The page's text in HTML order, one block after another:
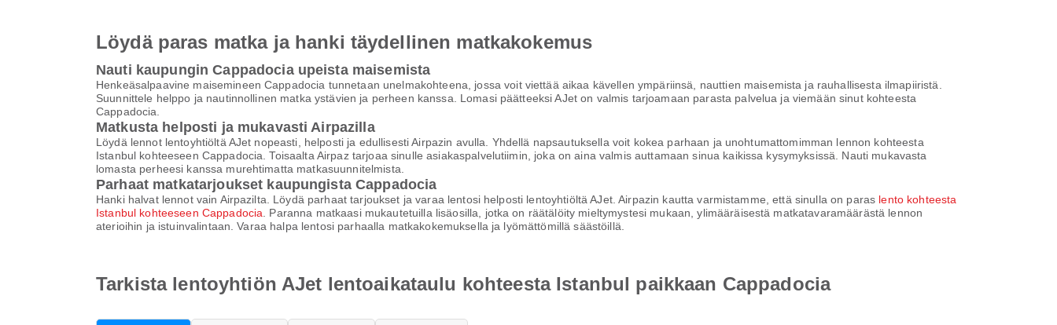
Löydä paras matka ja hanki täydellinen matkakokemus
Nauti kaupungin Cappadocia upeista maisemista
Henkeäsalpaavine maisemineen Cappadocia tunnetaan unelmakohteena, jossa voit viettää aikaa kävellen ympäriinsä, nauttien maisemista ja rauhallisesta ilmapiiristä.
Suunnittele helppo ja nautinnollinen matka ystävien ja perheen kanssa. Lomasi päätteeksi AJet on valmis tarjoamaan parasta palvelua ja viemään sinut kohteesta
Cappadocia.
Matkusta helposti ja mukavasti Airpazilla
Löydä lennot lentoyhtiöltä AJet nopeasti, helposti ja edullisesti Airpazin avulla. Yhdellä napsautuksella voit kokea parhaan ja unohtumattomimman lennon kohteesta
Istanbul kohteeseen Cappadocia. Toisaalta Airpaz tarjoaa sinulle asiakaspalvelutiimin, joka on aina valmis auttamaan sinua kaikissa kysymyksissä. Nauti mukavasta
lomasta perheesi kanssa murehtimatta matkasuunnitelmista.
Parhaat matkatarjoukset kaupungista Cappadocia
Hanki halvat lennot vain Airpazilta. Löydä parhaat tarjoukset ja varaa lentosi helposti lentoyhtiöltä AJet. Airpazin kautta varmistamme, että sinulla on paras lento kohteesta
Istanbul kohteeseen Cappadocia . Paranna matkaasi mukautetuilla lisäosilla, jotka on räätälöity mieltymystesi mukaan, ylimääräisestä matkatavaramäärästä lennon
aterioihin ja istuinvalintaan. Varaa halpa lentosi parhaalla matkakokemuksella ja lyömättömillä säästöillä.
Tarkista lentoyhtiön AJet lentoaikataulu kohteesta Istanbul paikkaan Cappadocia